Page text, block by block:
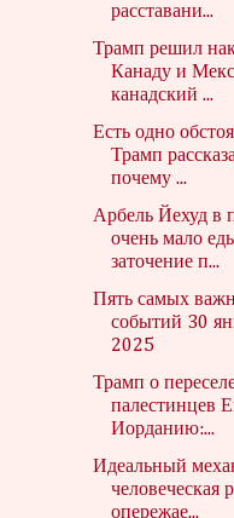
расставани...
Трамп решил
Канаду и
канадский ...
Есть одно
Трамп
почему ...
Арбель Йехуд в
очень мало
заточение п...
Пять самых
событий 30
2025
Трамп о
палестинцев
Иорданию:...
Идеальный
человеческая
опережае...